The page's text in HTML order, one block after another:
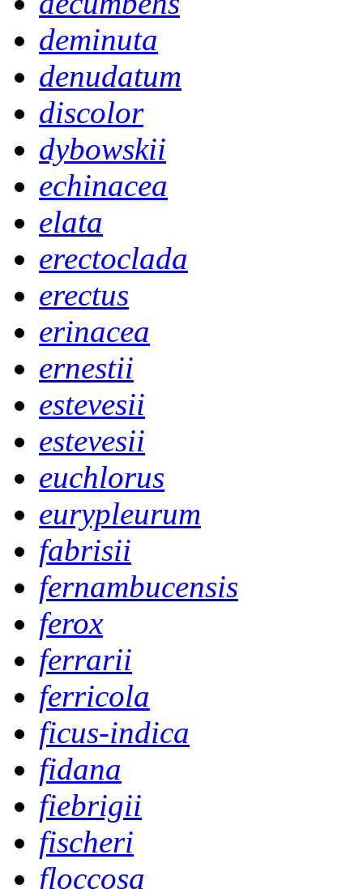
deminuta
denudatum
discolor
dybowskii
echinacea
elata
erectoclada
erectus
erinacea
ernestii
estevesii
estevesii
euchlorus
eurypleurum
fabrisii
fernambucensis
ferox
ferrarii
ferricola
ficus-indica
fidana
fiebrigii
fischeri
floccosa